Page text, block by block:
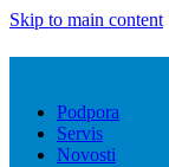
Skip to main content
Podpora
Servis
Novosti